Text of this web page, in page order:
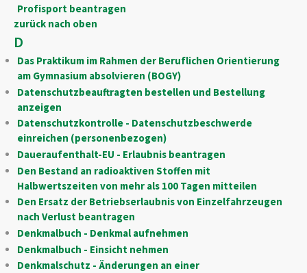
Profisport beantragen
zurück nach oben
D
Das Praktikum im Rahmen der Beruflichen Orientierung
am Gymnasium absolvieren (BOGY)
Datenschutzbeauftragten bestellen und Bestellung
anzeigen
Datenschutzkontrolle - Datenschutzbeschwerde
einreichen (personenbezogen)
Daueraufenthalt-EU - Erlaubnis beantragen
Den Bestand an radioaktiven Stoffen mit
Halbwertszeiten von mehr als 100 Tagen mitteilen
Den Ersatz der Betriebserlaubnis von Einzelfahrzeugen
nach Verlust beantragen
Denkmalbuch - Denkmal aufnehmen
Denkmalbuch - Einsicht nehmen
Denkmalschutz - Änderungen an einer